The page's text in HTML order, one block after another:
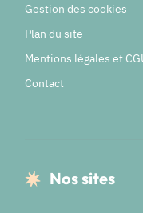
Gestion des cookies
Plan du site
Mentions légales et
Contact
Nos sites